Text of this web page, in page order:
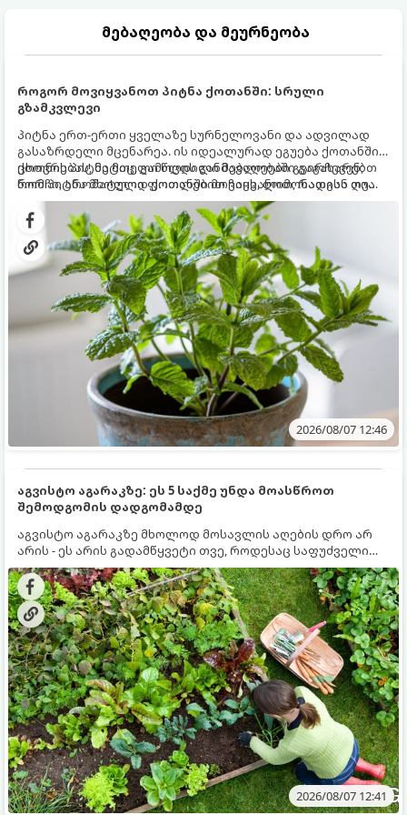
მებაღეობა და მეურნეობა
როგორ მოვიყვანოთ პიტნა ქოთანში: სრული
გზამკვლევი
პიტნა ერთ-ერთი ყველაზე სურნელოვანი და ადვილად
გასაზრდელი მცენარეა. ის იდეალურად ეგუება ქოთანში
ცხოვრებას, მეტიც, გამოცდილი მებაღეები გვირჩევენ,
რომ პიტნა მხოლოდ ქოთანში მოვიყვანოთ, რადგან ღია
გრუნტში (ბაღში) დარგვისას ის ფესვებით ძალიან
სწრაფად ვრცელდება და სხვა მცენარეებს ავიწროებს.
ქოთნის პიტნა მთელი წლის განმავლობაში გაგახარებთ
ნორჩი, არომატული ფოთლებით ჩაის, ლიმონათისა თუ
კერძებისთვის.
2026/08/07 12:46
აგვისტო აგარაკზე: ეს 5 საქმე უნდა მოასწროთ
შემოდგომის დადგომამდე
აგვისტო აგარაკზე მხოლოდ მოსავლის აღების დრო არ
არის - ეს არის გადამწყვეტი თვე, როდესაც საფუძველი
ეყრება მომავალი წლის მოსავალს და ბაღი მზადდება
შემოდგომა-ზამთრის სეზონისთვის. იმისათვის, რომ
ნიადაგმა ენერგია აღიდგინოს, ხოლო მცენარეებმა
ზამთარს გაუძლონ, აგვისტოს ბოლომდე 5
მნიშვნელოვანი საქმის გაკეთება უნდა მოასწროთ:
2026/08/07 12:41